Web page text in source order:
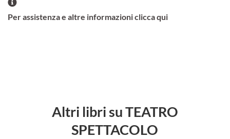
Per assistenza e altre informazioni clicca qui
Altri libri su TEATRO
SPETTACOLO